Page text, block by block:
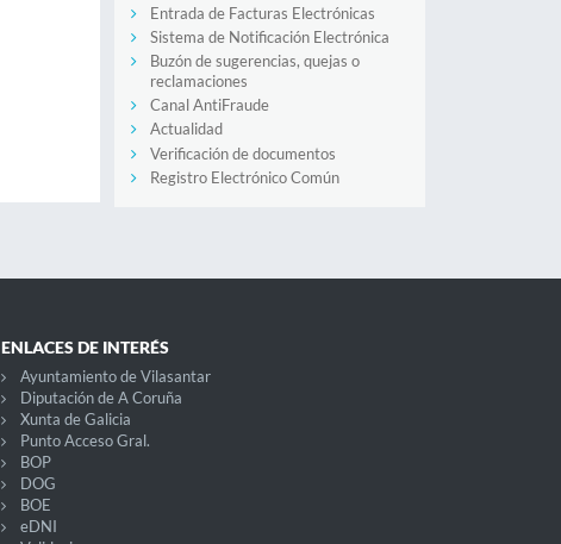
Entrada de Facturas Electrónicas
Sistema de Notificación Electrónica
Buzón de sugerencias, quejas o
reclamaciones
Canal AntiFraude
Actualidad
Verificación de documentos
Registro Electrónico Común
ENLACES DE INTERÉS
Ayuntamiento de Vilasantar
Diputación de A Coruña
Xunta de Galicia
Punto Acceso Gral.
BOP
DOG
BOE
eDNI